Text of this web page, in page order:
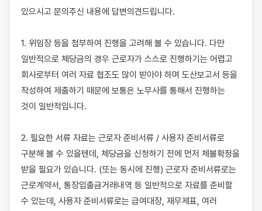
있으시고 문의주신 내용에 답변의견드립니다.
1. 위임장 등을 첨부하여 진행을 고려해 볼 수 있습니다. 다만
일반적으로 체당금의 경우 근로자가 스스로 진행하기는 어렵고
회사로부터 여러 자료 협조도 많이 받아야 하며 도산보고서 등을
작성하여 제출하기 때문에 보통은 노무사를 통해서 진행하는
것이 일반적입니다.
2. 필요한 서류 자료는 근로자 준비서류 / 사용자 준비서류로
구분해 볼 수 있을텐데, 체당금을 신청하기 전에 먼저 체불확정을
받을 필요가 있습니다. (또는 동시에 진행) 근로자 준비서류로는
근로계약서, 통장입출금거래내역 등 일반적으로 자료를 준비할
수 있는데, 사용자 준비서류로는 급여대장, 재무제표, 여러